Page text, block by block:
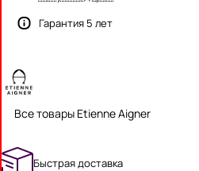
Гарантия 5 лет
Все товары Etienne Aigner
Быстрая доставка